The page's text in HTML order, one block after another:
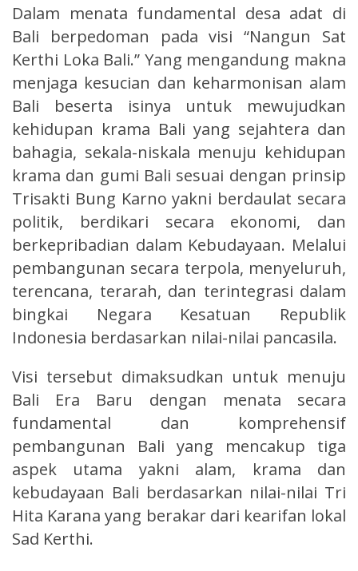
Dalam menata fundamental desa adat di
Bali berpedoman pada visi “Nangun Sat
Kerthi Loka Bali.” Yang mengandung makna
menjaga kesucian dan keharmonisan alam
Bali beserta isinya untuk mewujudkan
kehidupan krama Bali yang sejahtera dan
bahagia, sekala-niskala menuju kehidupan
krama dan gumi Bali sesuai dengan prinsip
Trisakti Bung Karno yakni berdaulat secara
politik, berdikari secara ekonomi, dan
berkepribadian dalam Kebudayaan. Melalui
pembangunan secara terpola, menyeluruh,
terencana, terarah, dan terintegrasi dalam
bingkai Negara Kesatuan Republik
Indonesia berdasarkan nilai-nilai pancasila.
Visi tersebut dimaksudkan untuk menuju
Bali Era Baru dengan menata secara
fundamental dan komprehensif
pembangunan Bali yang mencakup tiga
aspek utama yakni alam, krama dan
kebudayaan Bali berdasarkan nilai-nilai Tri
Hita Karana yang berakar dari kearifan lokal
Sad Kerthi.